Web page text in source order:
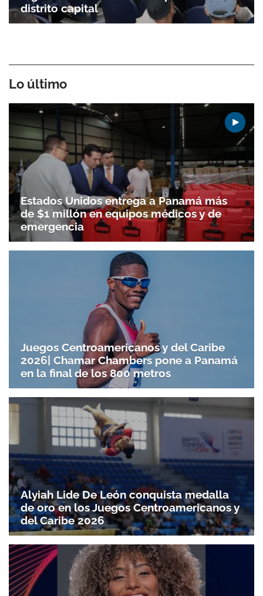
distrito capital
Lo último
Estados Unidos entrega a Panamá más
de $1 millón en equipos médicos y de
emergencia
Juegos Centroamericanos y del Caribe
2026| Chamar Chambers pone a Panamá
en la final de los 800 metros
Alyiah Lide De León conquista medalla
de oro en los Juegos Centroamericanos y
del Caribe 2026